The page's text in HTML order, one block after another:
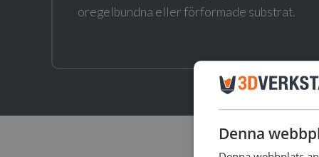
oregelbundna eller förformade substrat.
Denna